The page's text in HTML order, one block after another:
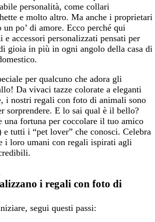
personalità, come collari
e molto altro. Ma anche i proprietari
po’ di amore. Ecco perché qui
e accessori personalizzati pensati per
gioia in più in ogni angolo della casa di
per qualcuno che adora gli
Da vivaci tazze colorate a eleganti
i nostri regali con foto di animali sono
sorprendere. E lo sai qual è il bello?
una fortuna per coccolare il tuo amico
e tutti i “pet lover” che conosci. Celebra
i loro umani con regali ispirati agli
i regali con foto di
segui questi passi: